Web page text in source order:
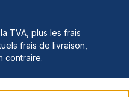
TVA, plus les frais
frais de livraison,
contraire.